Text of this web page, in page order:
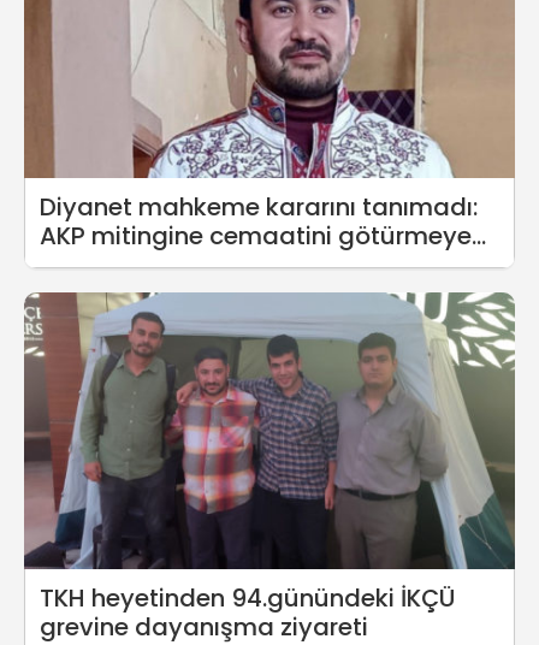
Diyanet mahkeme kararını tanımadı:
AKP mitingine cemaatini götürmeyen
imama ceza
TKH heyetinden 94.günündeki İKÇÜ
grevine dayanışma ziyareti